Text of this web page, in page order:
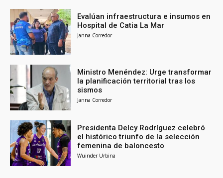
Evalúan infraestructura e insumos en
Hospital de Catia La Mar
Janna Corredor
Ministro Menéndez: Urge transformar
la planificación territorial tras los
sismos
Janna Corredor
Presidenta Delcy Rodríguez celebró
el histórico triunfo de la selección
femenina de baloncesto
Wuinder Urbina